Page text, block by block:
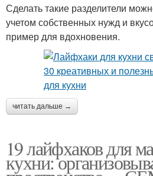
Сделать такие разделители
учетом собственных нужд и
пример для вдохновения.
читать дальше →
19 лайфхаков для
кухни: